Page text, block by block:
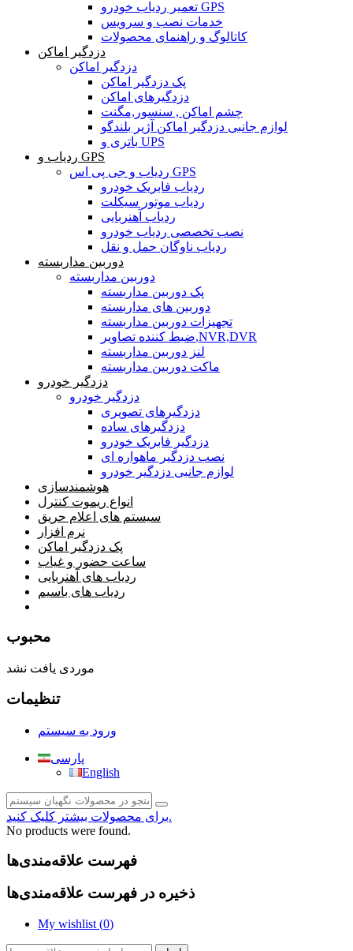
تعمیر ردیاب خودرو GPS
خدمات نصب و سرویس
کاتالوگ و راهنمای محصولات
دزدگیر اماکن
دزدگیر اماکن
پک دزدگیر اماکن
دزدگیرهای اماکن
چشم اماکن , سنسور,مگنت
لوازم جانبی دزدگیر اماکن آژیر بلندگو
باتری و UPS
ردیاب و GPS
ردیاب و جی پی اس GPS
ردیاب فابریک خودرو
ردیاب موتور سیکلت
ردیاب آهنربایی
نصب تخصصی ردیاب خودرو
ردیاب ناوگان حمل و نقل
دوربین مداربسته
دوربین مداربسته
پک دوربین مداربسته
دوربین های مداربسته
تجهیزات دوربین مداربسته
ضبط کننده تصاویر,NVR,DVR
لنز دوربین مداربسته
ماکت دوربین مداربسته
دزدگیر خودرو
دزدگیر خودرو
دزدگیرهای تصویری
دزدگیرهای ساده
دزدگیر فابریک خودرو
نصب دزدگیر ماهواره ای
لوازم جانبی دزدگیر خودرو
هوشمندسازی
انواع ریموت کنترل
سیستم های اعلام حریق
نرم افزار
پک دزدگیر اماکن
ساعت حضور و غیاب
ردیاب های آهنربایی
ردیاب های باسیم
محبوب
موردی یافت نشد
تنظیمات
ورود به سیستم
پارسی
English
برای محصولات بیشتر کلیک کنید.
No products were found.
فهرست علاقه‌مندی‌ها
ذخیره در فهرست علاقه‌مندی‌ها
My wishlist (0)